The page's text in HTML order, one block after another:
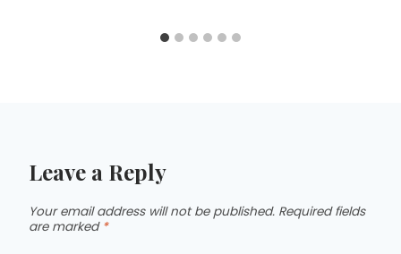
Leave a Reply
Your email address will not be published. Required fields
are marked *